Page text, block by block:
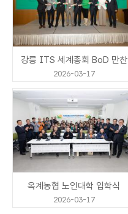
강릉 ITS 세계총회 BoD 만찬
2026-03-17
옥계농협 노인대학 입학식
2026-03-17